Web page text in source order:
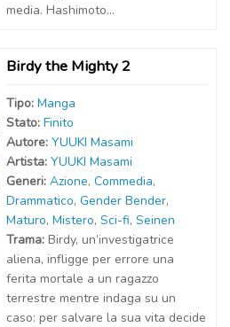
media. Hashimoto...
Birdy the Mighty 2
Tipo: Manga
Stato: Finito
Autore: YUUKI Masami
Artista: YUUKI Masami
Generi: Azione, Commedia,
Drammatico, Gender Bender,
Maturo, Mistero, Sci-fi, Seinen
Trama: Birdy, un’investigatrice
aliena, infligge per errore una
ferita mortale a un ragazzo
terrestre mentre indaga su un
caso: per salvare la sua vita decide